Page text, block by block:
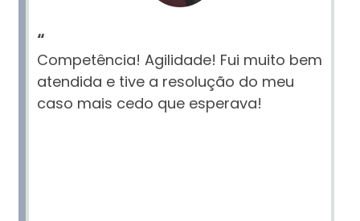
“
Competência! Agilidade! Fui muito bem
atendida e tive a resolução do meu
caso mais cedo que esperava!